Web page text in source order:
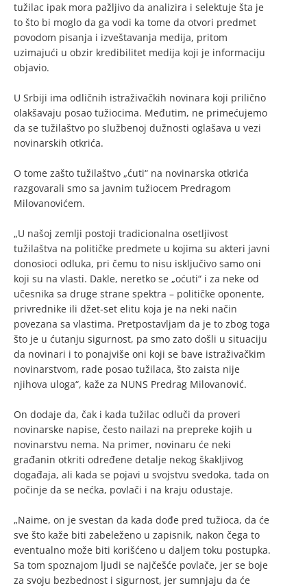
tužilac ipak mora pažljivo da analizira i selektuje šta je
to što bi moglo da ga vodi ka tome da otvori predmet
povodom pisanja i izveštavanja medija, pritom
uzimajući u obzir kredibilitet medija koji je informaciju
objavio.
U Srbiji ima odličnih istraživačkih novinara koji prilično
olakšavaju posao tužiocima. Međutim, ne primećujemo
da se tužilaštvo po službenoj dužnosti oglašava u vezi
novinarskih otkrića.
O tome zašto tužilaštvo „ćuti“ na novinarska otkrića
razgovarali smo sa javnim tužiocem Predragom
Milovanovićem.
„U našoj zemlji postoji tradicionalna osetljivost
tužilaštva na političke predmete u kojima su akteri javni
donosioci odluka, pri čemu to nisu isključivo samo oni
koji su na vlasti. Dakle, neretko se „oćuti“ i za neke od
učesnika sa druge strane spektra – političke oponente,
privrednike ili džet-set elitu koja je na neki način
povezana sa vlastima. Pretpostavljam da je to zbog toga
što je u ćutanju sigurnost, pa smo zato došli u situaciju
da novinari i to ponajviše oni koji se bave istraživačkim
novinarstvom, rade posao tužilaca, što zaista nije
njihova uloga“, kaže za NUNS Predrag Milovanović.
On dodaje da, čak i kada tužilac odluči da proveri
novinarske napise, često nailazi na prepreke kojih u
novinarstvu nema. Na primer, novinaru će neki
građanin otkriti određene detalje nekog škakljivog
događaja, ali kada se pojavi u svojstvu svedoka, tada on
počinje da se nećka, povlači i na kraju odustaje.
„Naime, on je svestan da kada dođe pred tužioca, da će
sve što kaže biti zabeleženo u zapisnik, nakon čega to
eventualno može biti korišćeno u daljem toku postupka.
Sa tom spoznajom ljudi se najčešće povlače, jer se boje
za svoju bezbednost i sigurnost, jer sumnjaju da će